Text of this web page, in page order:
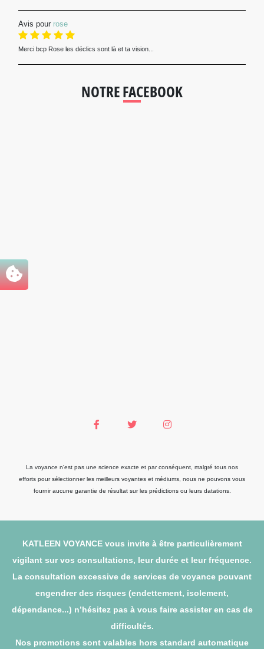
Avis pour rose
Merci bcp Rose les déclics sont là et ta vision...
NOTRE FACEBOOK
La voyance n'est pas une science exacte et par conséquent, malgré tous nos
efforts pour sélectionner les meilleurs voyantes et médiums, nous ne pouvons vous
fournir aucune garantie de résultat sur les prédictions ou leurs datations.
KATLEEN VOYANCE vous invite à être particulièrement
vigilant sur vos consultations, leur durée et leur fréquence.
La consultation excessive de services de voyance pouvant
engendrer des risques (endettement, isolement,
dépendance...) n’hésitez pas à vous faire assister en cas de
difficultés.
Nos promotions sont valables hors standard automatique